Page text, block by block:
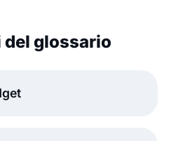
glossario